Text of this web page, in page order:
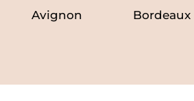
Avignon Bordeaux